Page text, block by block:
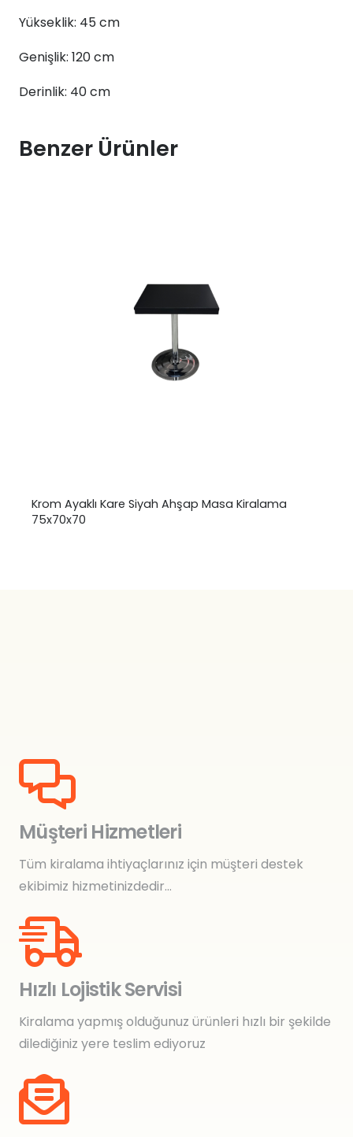
Yükseklik: 45 cm
Genişlik: 120 cm
Derinlik: 40 cm
Benzer Ürünler
Krom Ayaklı Kare Siyah Ahşap Masa Kiralama
75x70x70
Müşteri Hizmetleri
Tüm kiralama ihtiyaçlarınız için müşteri destek
ekibimiz hizmetinizdedir…
Hızlı Lojistik Servisi
Kiralama yapmış olduğunuz ürünleri hızlı bir şekilde
dilediğiniz yere teslim ediyoruz